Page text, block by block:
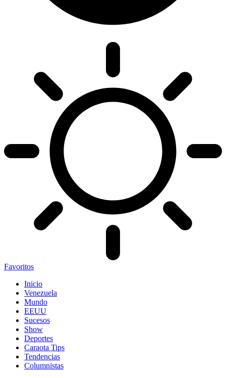
Favoritos
Inicio
Venezuela
Mundo
EEUU
Sucesos
Show
Deportes
Caraota Tips
Tendencias
Columnistas